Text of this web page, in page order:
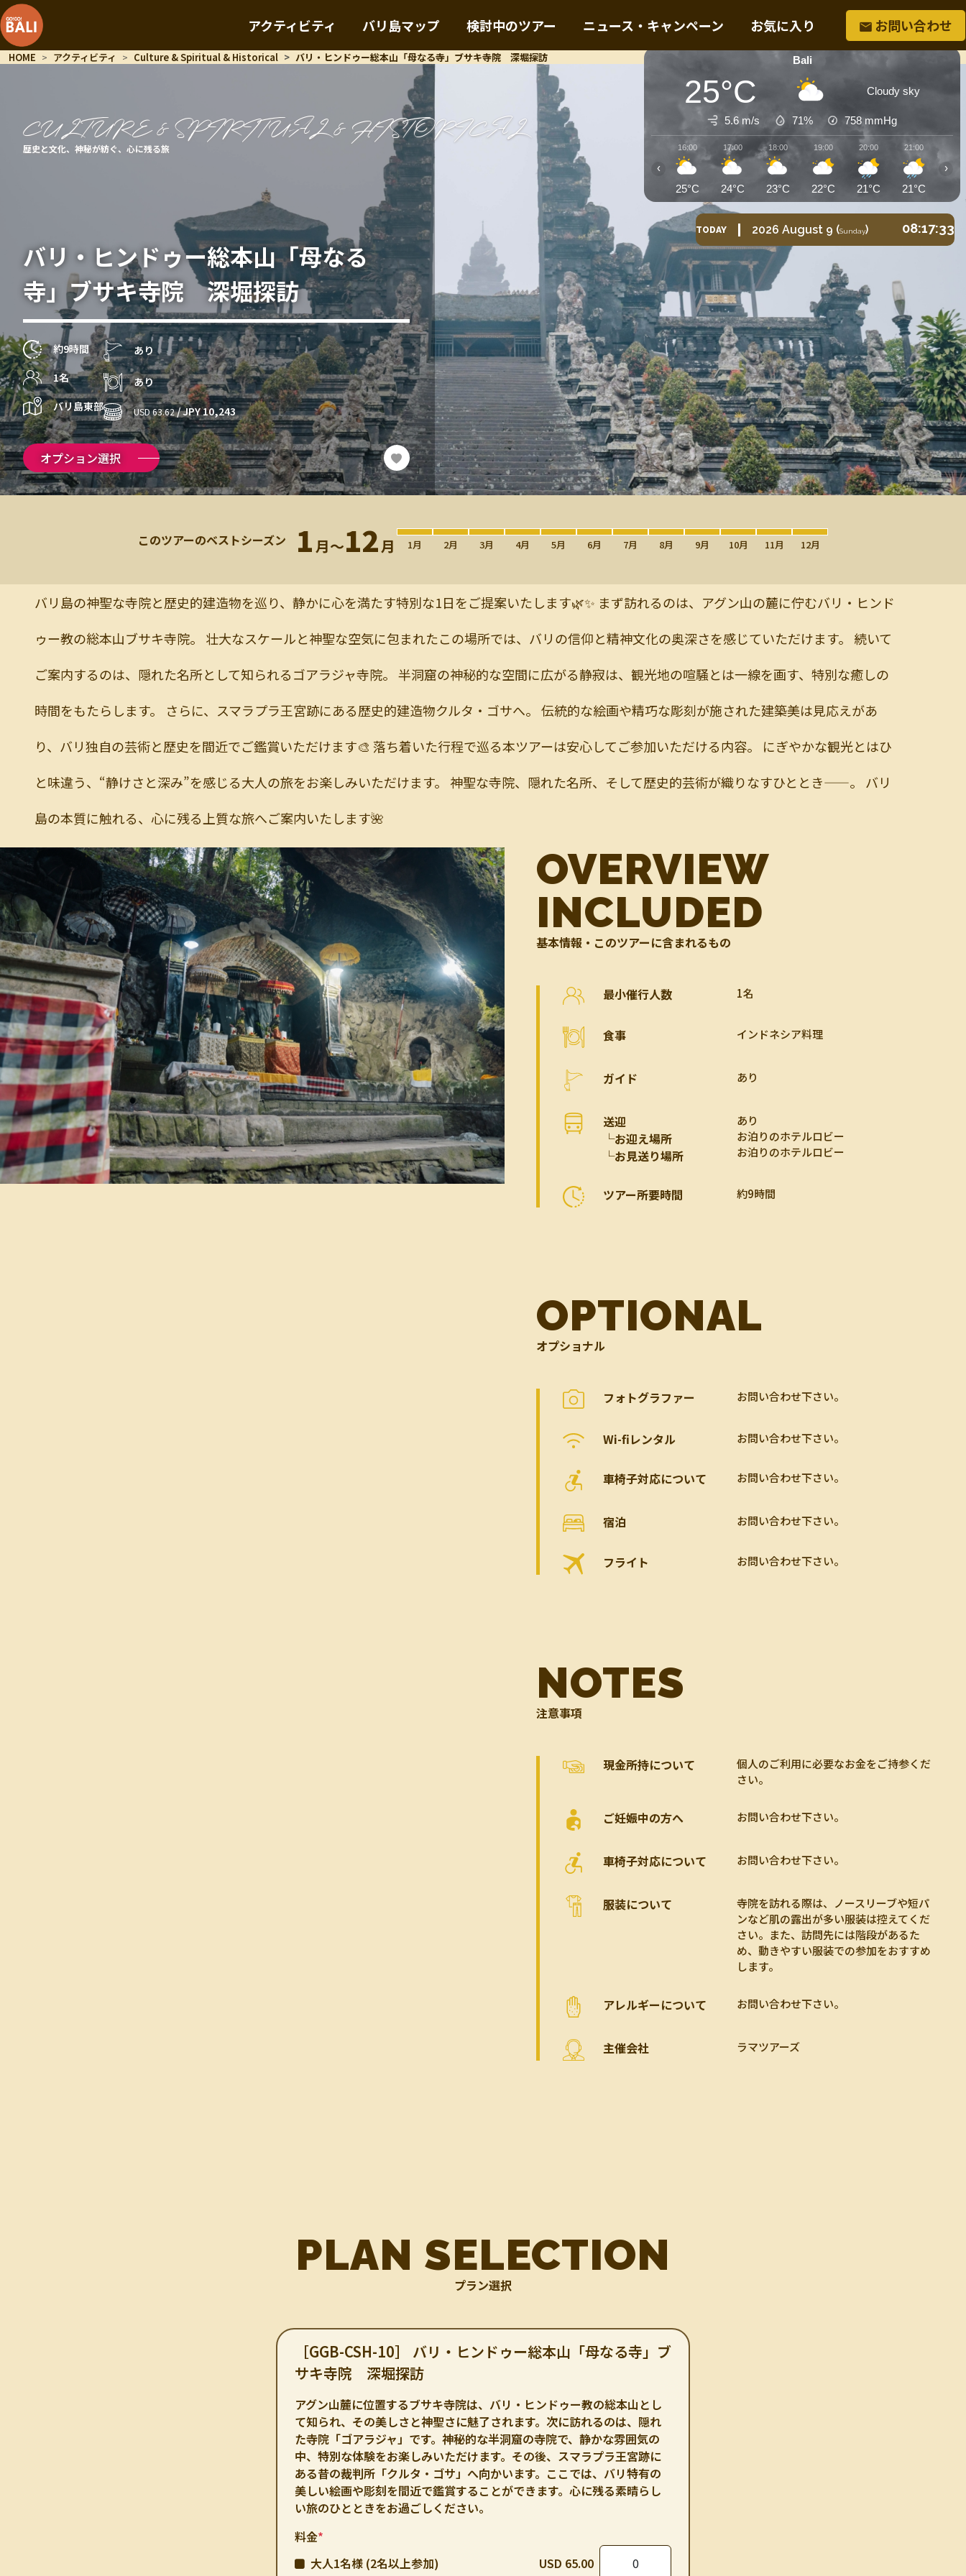
アクティビティ バリ島マップ 検討中のツアー ニュース・キャンペーン お気に入り お問い合わせ
HOME アクティビティ Culture & Spiritual & Historical バリ・ヒンドゥー総本山「母なる寺」ブサキ寺院 深堀探訪
CULTURE & SPIRITUAL & HISTORICAL
歴史と文化、神秘が紡ぐ、心に残る旅
バリ・ヒンドゥー総本山「母なる
寺」ブサキ寺院 深堀探訪
約9時間
1名
バリ島東部
あり
あり
USD 63.62/ JPY 10,243
オプション選択
Bali
25°C Cloudy sky
5.6 m/s 71% 758mmHg
16:00
25°C
17:00
24°C
18:00
23°C
19:00
22°C
20:00
21°C
21:00
21°C
‹ ›
TODAY 2026 August 9 (Sunday) 08:17:34
このツアーのベストシーズン 1月〜12月 1月 2月 3月 4月 5月 6月 7月 8月 9月 10月 11月 12月
バリ島の神聖な寺院と歴史的建造物を巡り、静かに心を満たす特別な1日をご提案いたします🌿✨ まず訪れるのは、アグン山の麓に佇むバリ・ヒンド
ゥー教の総本山ブサキ寺院。 壮大なスケールと神聖な空気に包まれたこの場所では、バリの信仰と精神文化の奥深さを感じていただけます。 続いて
ご案内するのは、隠れた名所として知られるゴアラジャ寺院。 半洞窟の神秘的な空間に広がる静寂は、観光地の喧騒とは一線を画す、特別な癒しの
時間をもたらします。 さらに、スマラプラ王宮跡にある歴史的建造物クルタ・ゴサへ。 伝統的な絵画や精巧な彫刻が施された建築美は見応えがあ
り、バリ独自の芸術と歴史を間近でご鑑賞いただけます🎨 落ち着いた行程で巡る本ツアーは安心してご参加いただける内容。 にぎやかな観光とはひ
と味違う、“静けさと深み”を感じる大人の旅をお楽しみいただけます。 神聖な寺院、隠れた名所、そして歴史的芸術が織りなすひととき——。 バリ
島の本質に触れる、心に残る上質な旅へご案内いたします🌺
OVERVIEW
INCLUDED
基本情報・このツアーに含まれるもの
最小催行人数 1名
食事 インドネシア料理
ガイド あり
送迎
└お迎え場所
└お見送り場所
あり
お泊りのホテルロビー
お泊りのホテルロビー
ツアー所要時間 約9時間
OPTIONAL
オプショナル
フォトグラファー お問い合わせ下さい。
Wi-fiレンタル お問い合わせ下さい。
車椅子対応について お問い合わせ下さい。
宿泊 お問い合わせ下さい。
フライト お問い合わせ下さい。
NOTES
注意事項
現金所持について
個人のご利用に必要なお金をご持参くだ
さい。
ご妊娠中の方へ お問い合わせ下さい。
車椅子対応について お問い合わせ下さい。
服装について
寺院を訪れる際は、ノースリーブや短パ
ンなど肌の露出が多い服装は控えてくだ
さい。また、訪問先には階段があるた
め、動きやすい服装での参加をおすすめ
します。
アレルギーについて お問い合わせ下さい。
主催会社 ラマツアーズ
PLAN SELECTION
プラン選択
［GGB-CSH-10］ バリ・ヒンドゥー総本山「母なる寺」ブ
サキ寺院 深堀探訪
アグン山麓に位置するブサキ寺院は、バリ・ヒンドゥー教の総本山とし
て知られ、その美しさと神聖さに魅了されます。次に訪れるのは、隠れ
た寺院「ゴアラジャ」です。神秘的な半洞窟の寺院で、静かな雰囲気の
中、特別な体験をお楽しみいただけます。その後、スマラプラ王宮跡に
ある昔の裁判所「クルタ・ゴサ」へ向かいます。ここでは、バリ特有の
美しい絵画や彫刻を間近で鑑賞することができます。心に残る素晴らし
い旅のひとときをお過ごしください。
料金*
大人1名様 (2名以上参加)
USD 65.00